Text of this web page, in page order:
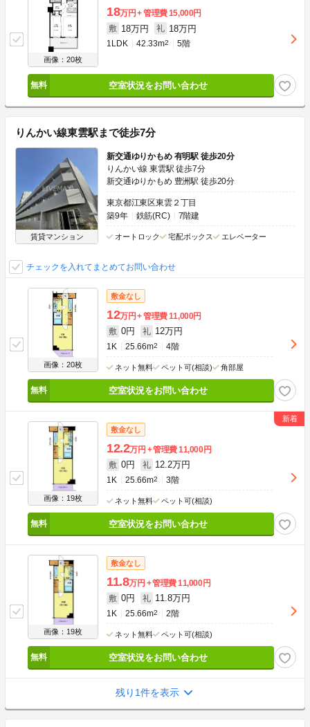
画像：20枚
18万円 管理費15,000円
敷 18万円 礼 18万円
1LDK 42.33m2 5階
空室状況をお問い合わせ
りんかい線東雲駅まで徒歩7分
賃貸マンション
新交通ゆりかもめ 有明駅 徒歩20分
りんかい線 東雲駅 徒歩7分
新交通ゆりかもめ 豊洲駅 徒歩20分
東京都江東区東雲２丁目
築9年
鉄筋(RC) 7階建
オートロック 宅配ボックス エレベーター
チェックを入れてまとめてお問い合わせ
画像：20枚
敷金なし
12万円 管理費11,000円
敷 0円 礼 12万円
1K 25.66m2 4階
ネット無料 ペット可(相談) 角部屋
空室状況をお問い合わせ
画像：19枚
敷金なし
12.2万円 管理費11,000円
敷 0円 礼 12.2万円
1K 25.66m2 3階
ネット無料 ペット可(相談)
空室状況をお問い合わせ
画像：19枚
敷金なし
11.8万円 管理費11,000円
敷 0円 礼 11.8万円
1K 25.66m2 2階
ネット無料 ペット可(相談)
空室状況をお問い合わせ
残り1件を表示